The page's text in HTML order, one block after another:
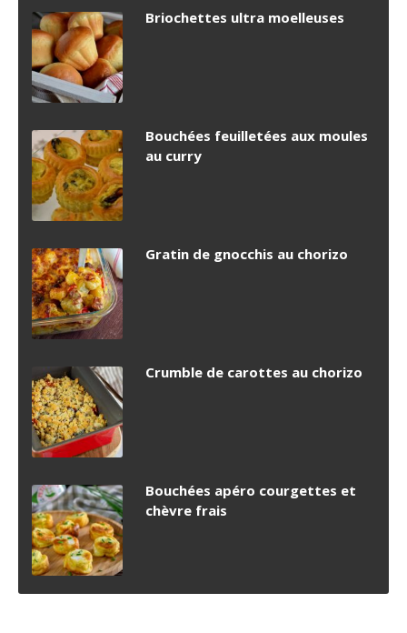
Briochettes ultra moelleuses
Bouchées feuilletées aux moules
au curry
Gratin de gnocchis au chorizo
Crumble de carottes au chorizo
Bouchées apéro courgettes et
chèvre frais